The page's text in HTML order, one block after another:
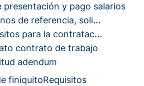
presentación y pago salarios
solicitud de contrato y criterios se
la contratación de personal
contrato de trabajo
adendum
finiquitoRequisitos